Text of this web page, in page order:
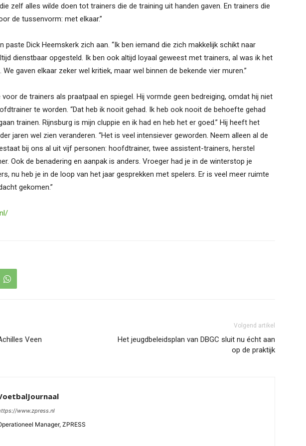
zelf alles wilde doen tot trainers die de training uit handen gaven. En trainers die
de tussenvorm: met elkaar.”
paste Dick Heemskerk zich aan. “Ik ben iemand die zich makkelijk schikt naar
dienstbaar opgesteld. Ik ben ook altijd loyaal geweest met trainers, al was ik het
gaven elkaar zeker wel kritiek, maar wel binnen de bekende vier muren.”
de trainers als praatpaal en spiegel. Hij vormde geen bedreiging, omdat hij niet
te worden. “Dat heb ik nooit gehad. Ik heb ook nooit de behoefte gehad
trainen. Rijnsburg is mijn cluppie en ik had en heb het er goed.” Hij heeft het
jaren wel zien veranderen. “Het is veel intensiever geworden. Neem alleen al de
bij ons al uit vijf personen: hoofdtrainer, twee assistent-trainers, herstel
Ook de benadering en aanpak is anders. Vroeger had je in de winterstop je
nu heb je in de loop van het jaar gesprekken met spelers. Er is veel meer ruimte
gekomen.”
Veen
Volgend artikel
Het jeugdbeleidsplan van DBGC sluit nu écht aan
op de praktijk
www.zpress.nl
Manager, ZPRESS